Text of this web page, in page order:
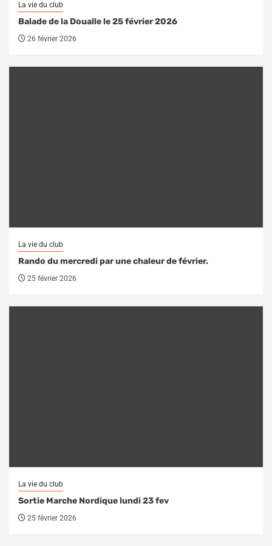
La vie du club
Balade de la Doualle le 25 février 2026
26 février 2026
La vie du club
Rando du mercredi par une chaleur de février.
25 février 2026
La vie du club
Sortie Marche Nordique lundi 23 fev
25 février 2026